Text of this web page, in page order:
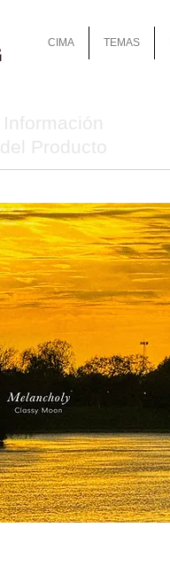
CIMA TEMAS
Información
del Producto